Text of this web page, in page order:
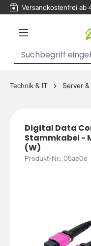
springen
Versandkostenfrei ab
Technik & IT Server
Digital Data
Stammkabel -
(W)
Produkt-Nr.: 05ae0e